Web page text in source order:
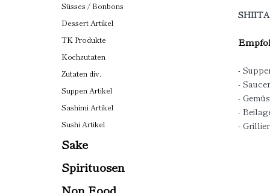
Süsses / Bonbons
Dessert Artikel
TK Produkte
Kochzutaten
Zutaten div.
Suppen Artikel
Sashimi Artikel
Sushi Artikel
Sake
Spirituosen
Non Food
-
-
-
-
-